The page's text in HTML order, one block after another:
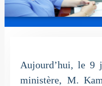
Aujourd’hui, le 9
ministère, M.